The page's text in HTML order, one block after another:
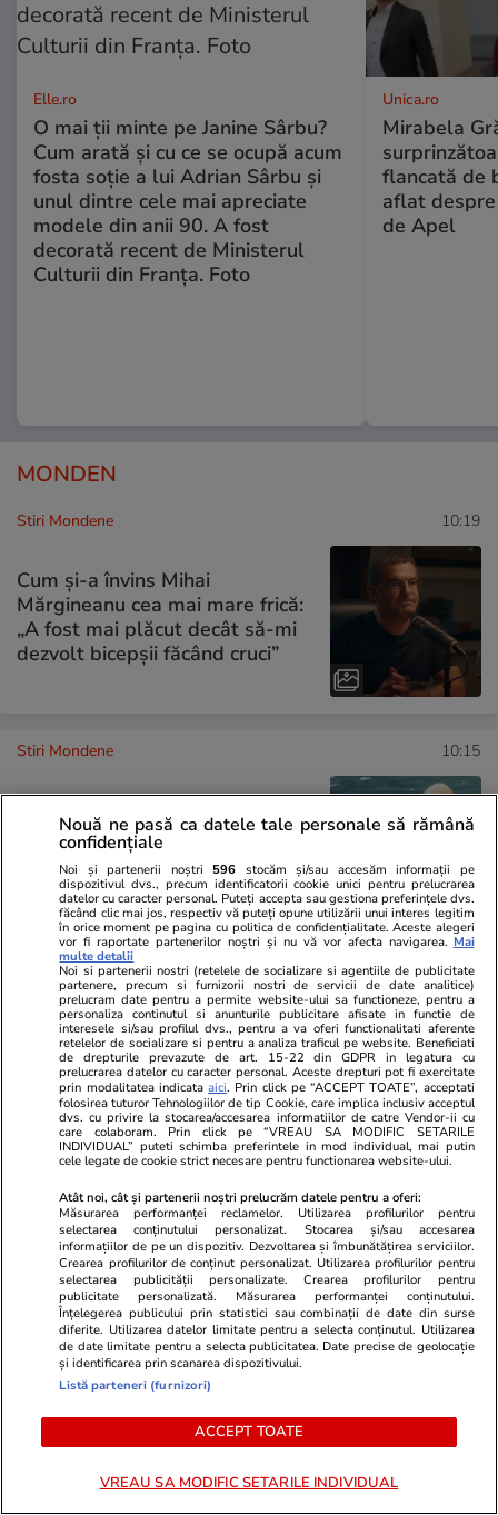
Elle.ro
O mai ții minte pe Janine Sârbu?
Cum arată și cu ce se ocupă acum
fosta soție a lui Adrian Sârbu și
unul dintre cele mai apreciate
modele din anii 90. A fost
decorată recent de Ministerul
Culturii din Franța. Foto
Unica.ro
Mirabela
flancată de
aflat
de Apel
MONDEN
Stiri Mondene 10:19
Cum și-a învins Mihai
Mărgineanu cea mai mare frică:
„A fost mai plăcut decât să-mi
dezvolt bicepșii făcând cruci”
Stiri Mondene 10:15
Simona Gherghe, vacanță de vis
în Grecia alături de familie.
Imagini din locul de care s-a
îndrăgostit în urmă cu 18 ani
PARTENERI
TVMania.ro
A rupt tăcerea fără nicio rușine!
Daniela Crudu spune totul despre
activitatea ei de pe platformele
pentru adulți: „Fac ce vreau, e
wow!”
Afacerea
lovitura pe
aşteaptă
Nouă ne pasă ca datele tale personale să rămână
confidențiale
Noi și partenerii noștri 596 stocăm și/sau accesăm informații pe
dispozitivul dvs., precum identificatorii cookie unici pentru prelucrarea
datelor cu caracter personal. Puteți accepta sau gestiona preferințele dvs.
făcând clic mai jos, respectiv vă puteți opune utilizării unui interes legitim
în orice moment pe pagina cu politica de confidențialitate. Aceste alegeri
vor fi raportate partenerilor noștri și nu vă vor afecta navigarea. Mai
multe detalii
Noi si partenerii nostri (retelele de socializare si agentiile de publicitate
partenere, precum si furnizorii nostri de servicii de date analitice)
prelucram date pentru a permite website-ului sa functioneze, pentru a
personaliza continutul si anunturile publicitare afisate in functie de
interesele si/sau profilul dvs., pentru a va oferi functionalitati aferente
retelelor de socializare si pentru a analiza traficul pe website. Beneficiati
de drepturile prevazute de art. 15-22 din GDPR in legatura cu
prelucrarea datelor cu caracter personal. Aceste drepturi pot fi exercitate
prin modalitatea indicataaici. Prin click pe “ACCEPT TOATE”, acceptati
folosirea tuturor Tehnologiilor de tip Cookie, care implica inclusiv acceptul
dvs. cu privire la stocarea/accesarea informatiilor de catre Vendor-ii cu
care colaboram. Prin click pe “VREAU SA MODIFIC SETARILE
INDIVIDUAL” puteti schimba preferintele in mod individual, mai putin
cele legate de cookie strict necesare pentru functionarea website-ului.
Atât noi, cât și partenerii noștri prelucrăm datele pentru a oferi:
Măsurarea performanței reclamelor. Utilizarea profilurilor pentru
selectarea conținutului personalizat. Stocarea și/sau accesarea
informațiilor de pe un dispozitiv. Dezvoltarea și îmbunătățirea serviciilor.
Crearea profilurilor de conținut personalizat. Utilizarea profilurilor pentru
selectarea publicității personalizate. Crearea profilurilor pentru
publicitate personalizată. Măsurarea performanței conținutului.
Înțelegerea publicului prin statistici sau combinații de date din surse
diferite. Utilizarea datelor limitate pentru a selecta conținutul. Utilizarea
de date limitate pentru a selecta publicitatea. Date precise de geolocație
și identificarea prin scanarea dispozitivului.
Listă parteneri (furnizori)
ACCEPT TOATE
VREAU SA MODIFIC SETARILE INDIVIDUAL